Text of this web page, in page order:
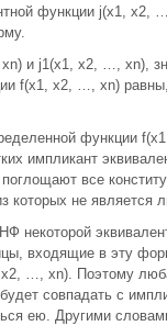
функции j(x1, x2,
и j1(x1, x2, …, xn),
f(x1, x2, …, xn)
функции
импликант
все
которых не является
некоторой
входящие в эту
x2, …, xn). Поэтому
совпадать с
ею. Другими